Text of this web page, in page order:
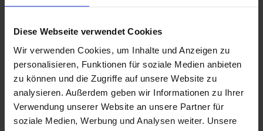
Diese Webseite verwendet Cookies
Wir verwenden Cookies, um Inhalte und Anzeigen zu
personalisieren, Funktionen für soziale Medien anbieten
zu können und die Zugriffe auf unsere Website zu
analysieren. Außerdem geben wir Informationen zu Ihrer
Verwendung unserer Website an unsere Partner für
soziale Medien, Werbung und Analysen weiter. Unsere
100 m zum Hauptbahnhof
gratis W-Lan
Klimaanlage